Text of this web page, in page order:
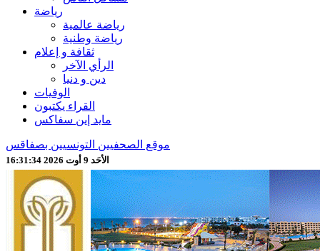
رياضة
رياضة عالمية
رياضة وطنية
ثقافة و إعلام
الرأي الآخر
دين و دنيا
الوفيات
القراء يكتبون
مايد إين سفاكس
موقع الصحفيين التونسيين بصفاقس
الأحَد 9 أوت 2026 16:31:36